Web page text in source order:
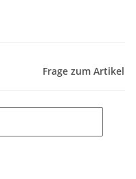
Frage zum Artikel